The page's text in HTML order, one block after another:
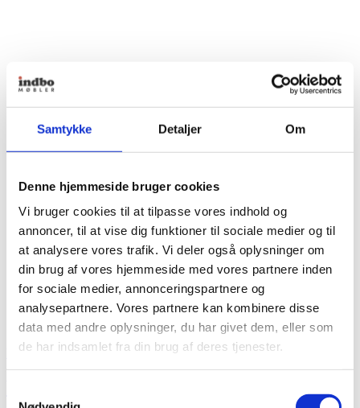
Samtykke Detaljer Om
Denne hjemmeside bruger cookies
Vi bruger cookies til at tilpasse vores indhold og
annoncer, til at vise dig funktioner til sociale medier og til
at analysere vores trafik. Vi deler også oplysninger om
din brug af vores hjemmeside med vores partnere inden
for sociale medier, annonceringspartnere og
analysepartnere. Vores partnere kan kombinere disse
data med andre oplysninger, du har givet dem, eller som
de har indsamlet fra din brug af deres tjenester.
Vipp